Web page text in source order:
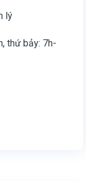
lý
thứ bảy: 7h-